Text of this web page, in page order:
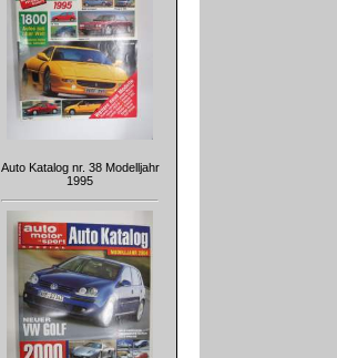
Auto Katalog nr. 38 Modelljahr
1995